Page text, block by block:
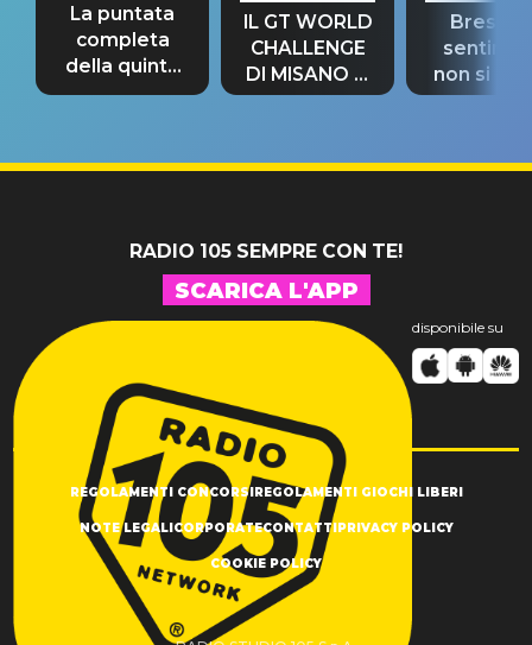
La puntata
completa
della quinta
tappa
IL GT WORLD
CHALLENGE
DI MISANO si
riconferma
Bresh:
non si
fino alla
RADIO 105 SEMPRE CON TE!
SCARICA L'APP
disponibile su
REGOLAMENTI CONCORSIREGOLAMENTI GIOCHI LIBERI
NOTE LEGALICORPORATECONTATTIPRIVACY POLICY
COOKIE POLICY